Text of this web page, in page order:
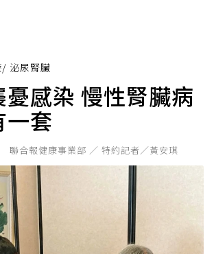
/ 泌尿腎臟
感染 慢性腎臟病
一套
聯合報健康事業部 ／ 特約記者／黃安琪